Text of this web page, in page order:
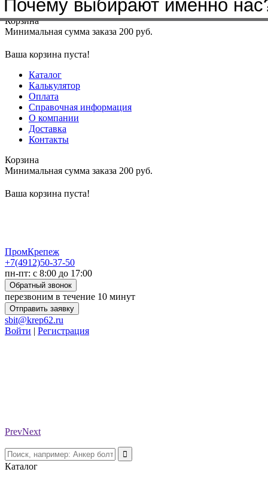
Меню+7(4912)50-37-50sbit@krep62.ru
Корзина
Минимальная сумма заказа 200 руб.
Ваша корзина пуста!
Каталог
Калькулятор
Оплата
Справочная информация
О компании
Доставка
Контакты
Корзина
Минимальная сумма заказа 200 руб.
Ваша корзина пуста!
ПромКрепеж
+7(4912)50-37-50
пн-пт: с 8:00 до 17:00
Обратный звонок
перезвоним в течение 10 минут
Отправить заявку
sbit@krep62.ru
Войти | Регистрация
PrevNext
Каталог
Почему выбирают именно